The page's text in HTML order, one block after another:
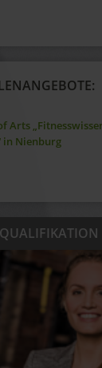
Arts
in Nienburg